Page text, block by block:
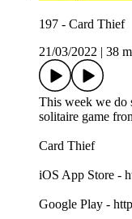
197 - Card Thief
21/03/2022
38
This week we do
solitaire game
Card Thief
iOS App Store -
Google Play -